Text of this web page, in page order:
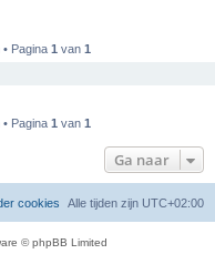
Pagina 1 van 1
Pagina 1 van 1
Ga naar
Alle tijden zijn UTC+02:00
cookies
© phpBB Limited